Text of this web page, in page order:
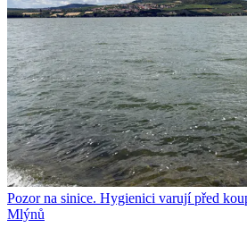
Pozor na sinice. Hygienici varují před
Mlýnů